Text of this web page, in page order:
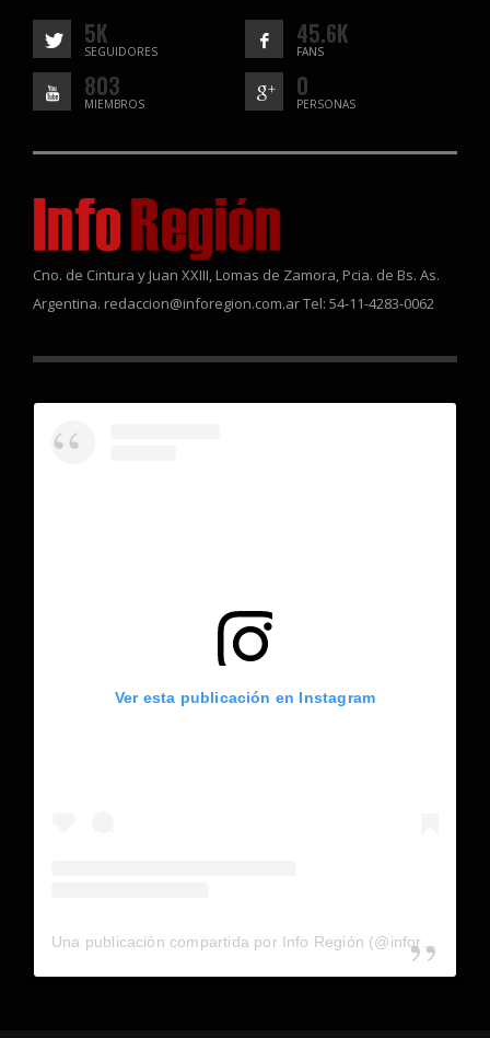
5K
SEGUIDORES
45.6K
FANS
803
MIEMBROS
0
PERSONAS
Cno. de Cintura y Juan XXIII, Lomas de Zamora, Pcia. de Bs. As.
Argentina. redaccion@inforegion.com.ar Tel: 54-11-4283-0062
Ver esta publicación en Instagram